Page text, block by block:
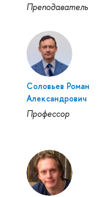
Преподаватель
Соловьев Роман
Александрович
Профессор